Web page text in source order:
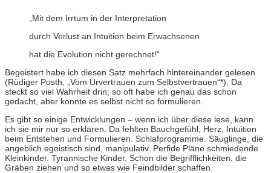
„Mit dem Irrtum in der Interpretation
durch Verlust an Intuition beim Erwachsenen
hat die Evolution nicht gerechnet!“
Begeistert habe ich diesen Satz mehrfach hintereinander gelesen
(Rüdiger Posth, „Vom Urvertrauen zum Selbstvertrauen“*). Da
steckt so viel Wahrheit drin; so oft habe ich genau das schon
gedacht, aber konnte es selbst nicht so formulieren.
Es gibt so einige Entwicklungen – wenn ich über diese lese, kann
ich sie mir nur so erklären. Da fehlten Bauchgefühl, Herz, Intuition
beim Entstehen und Formulieren. Schlafprogramme. Säuglinge, die
angeblich egoistisch sind, manipulativ. Perfide Pläne schmiedende
Kleinkinder. Tyrannische Kinder. Schon die Begrifflichkeiten, die
Gräben ziehen und so etwas wie Feindbilder schaffen.